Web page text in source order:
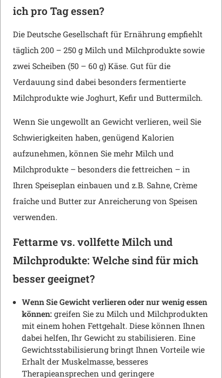
ich pro Tag essen?
Die Deutsche Gesellschaft für Ernährung empfiehlt
täglich 200 – 250 g Milch und Milchprodukte sowie
zwei Scheiben (50 – 60 g) Käse. Gut für die
Verdauung sind dabei besonders fermentierte
Milchprodukte wie Joghurt, Kefir und Buttermilch.
Wenn Sie ungewollt an Gewicht verlieren, weil Sie
Schwierigkeiten haben, genügend Kalorien
aufzunehmen, können Sie mehr Milch und
Milchprodukte – besonders die fettreichen – in
Ihren Speiseplan einbauen und z.B. Sahne, Crème
fraîche und Butter zur Anreicherung von Speisen
verwenden.
Fettarme vs. vollfette Milch und
Milchprodukte: Welche sind für mich
besser geeignet?
Wenn Sie Gewicht verlieren oder nur wenig essen
können: greifen Sie zu Milch und Milchprodukten
mit einem hohen Fettgehalt. Diese können Ihnen
dabei helfen, Ihr Gewicht zu stabilisieren. Eine
Gewichtsstabilisierung bringt Ihnen Vorteile wie
Erhalt der Muskelmasse, besseres
Therapieansprechen und geringere